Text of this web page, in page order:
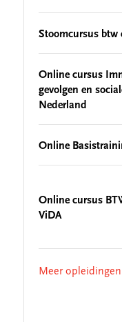
Stoomcursus btw
Online cursus
gevolgen en
Nederland
Online
Online cursus
ViDA
Meer opleidingen